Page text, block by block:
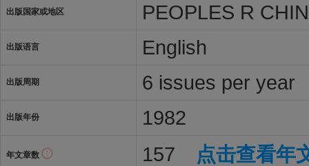
出版国家或地区 PEOPLES R
出版语言 English
出版周期 6 issues per year
出版年份 1982
年文章数 157 点击查看年